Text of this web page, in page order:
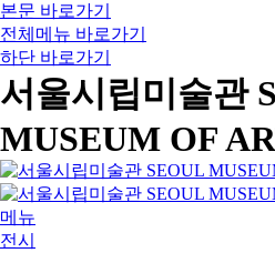
본문 바로가기
전체메뉴 바로가기
하단 바로가기
서울시립미술관
MUSEUM OF
메뉴
전시